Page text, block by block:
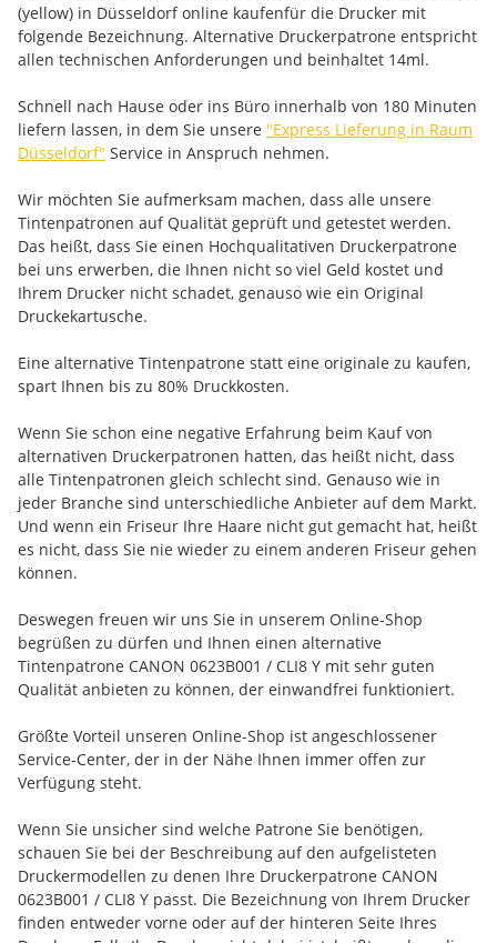
(yellow) in Düsseldorf online kaufenfür die Drucker mit
folgende Bezeichnung. Alternative Druckerpatrone entspricht
allen technischen Anforderungen und beinhaltet 14ml.
Schnell nach Hause oder ins Büro innerhalb von 180 Minuten
liefern lassen, in dem Sie unsere "Express Lieferung in Raum
Düsseldorf" Service in Anspruch nehmen.
Wir möchten Sie aufmerksam machen, dass alle unsere
Tintenpatronen auf Qualität geprüft und getestet werden.
Das heißt, dass Sie einen Hochqualitativen Druckerpatrone
bei uns erwerben, die Ihnen nicht so viel Geld kostet und
Ihrem Drucker nicht schadet, genauso wie ein Original
Druckekartusche.
Eine alternative Tintenpatrone statt eine originale zu kaufen,
spart Ihnen bis zu 80% Druckkosten.
Wenn Sie schon eine negative Erfahrung beim Kauf von
alternativen Druckerpatronen hatten, das heißt nicht, dass
alle Tintenpatronen gleich schlecht sind. Genauso wie in
jeder Branche sind unterschiedliche Anbieter auf dem Markt.
Und wenn ein Friseur Ihre Haare nicht gut gemacht hat, heißt
es nicht, dass Sie nie wieder zu einem anderen Friseur gehen
können.
Deswegen freuen wir uns Sie in unserem Online-Shop
begrüßen zu dürfen und Ihnen einen alternative
Tintenpatrone CANON 0623B001 / CLI8 Y mit sehr guten
Qualität anbieten zu können, der einwandfrei funktioniert.
Größte Vorteil unseren Online-Shop ist angeschlossener
Service-Center, der in der Nähe Ihnen immer offen zur
Verfügung steht.
Wenn Sie unsicher sind welche Patrone Sie benötigen,
schauen Sie bei der Beschreibung auf den aufgelisteten
Druckermodellen zu denen Ihre Druckerpatrone CANON
0623B001 / CLI8 Y passt. Die Bezeichnung von Ihrem Drucker
finden entweder vorne oder auf der hinteren Seite Ihres